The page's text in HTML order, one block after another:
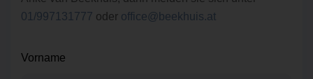
01/997131777 oder office@beekhuis.at
Vorname